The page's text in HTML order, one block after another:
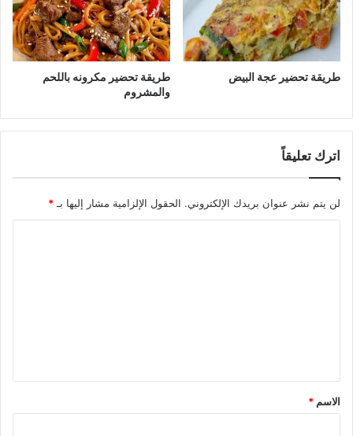
طريقة تحضير عجة البيض
طريقة تحضير مكرونه باللحم
والمشروم
اترك تعليقاً
لن يتم نشر عنوان بريدك الإلكتروني. الحقول الإلزامية مشار إليها بـ *
*
الاسم *